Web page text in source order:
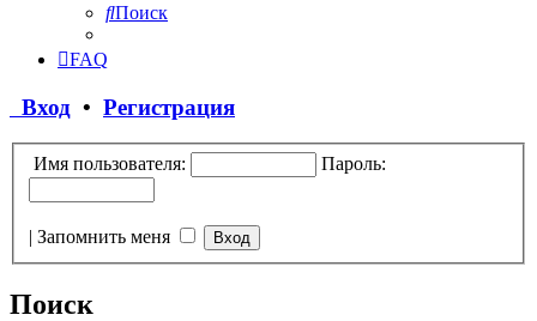
Поиск
FAQ
Вход • Регистрация
Имя пользователя: Пароль:
| Запомнить меня
Поиск